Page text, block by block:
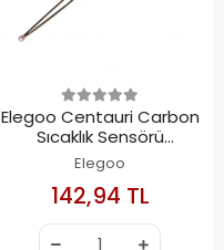
Elegoo Centauri Carbon
Sıcaklık Sensörü
Termistör NTC
Elegoo
142,94 TL